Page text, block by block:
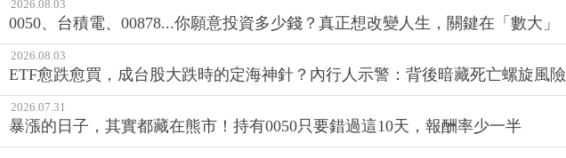
2026.08.03
0050、台積電、00878...你願意投資多少錢？真正想改變人生，關鍵在「數大」
2026.08.03
ETF愈跌愈買，成台股大跌時的定海神針？內行人示警：背後暗藏死亡螺旋風險
2026.07.31
暴漲的日子，其實都藏在熊市！持有0050只要錯過這10天，報酬率少一半